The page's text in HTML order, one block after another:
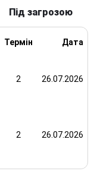
Під загрозою
Термін Дата
2 26.07.2026
2 26.07.2026